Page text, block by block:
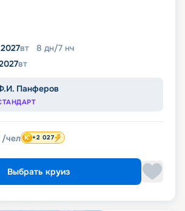
вт 8 дн/7 нч
вт
Панферов
/чел +2 027
Выбрать круиз